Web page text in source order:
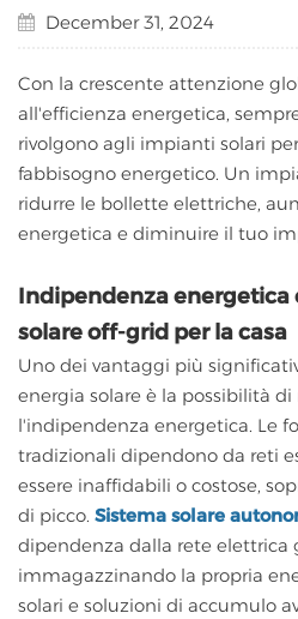
December 31, 2024
Con la crescente attenzione
all'efficienza energetica,
rivolgono agli impianti solari
fabbisogno energetico. Un
ridurre le bollette elettriche,
energetica e diminuire il tuo
Indipendenza energetica
solare off-grid per la casa
Uno dei vantaggi più
energia solare è la possibilità
l'indipendenza energetica. Le
tradizionali dipendono da reti
essere inaffidabili o costose,
di picco. Sistema solare
dipendenza dalla rete elettrica
immagazzinando la propria
solari e soluzioni di accumulo